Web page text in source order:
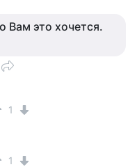
Вам это хочется.
1
1